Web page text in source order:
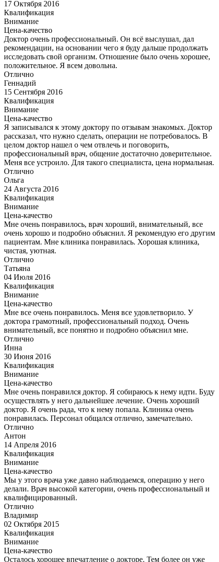
17 Октября 2016
Квалификация
Внимание
Цена-качество
Доктор очень профессиональный. Он всё выслушал, дал
рекомендации, на основании чего я буду дальше продолжать
исследовать свой организм. Отношение было очень хорошее,
положительное. Я всем довольна.
Отлично
Геннадий
15 Сентября 2016
Квалификация
Внимание
Цена-качество
Я записывался к этому доктору по отзывам знакомых. Доктор
рассказал, что нужно сделать, операции не потребовалось. В
целом доктор нашел о чем отвлечь и поговорить,
профессиональный врач, общение достаточно доверительное.
Меня все устроило. Для такого специалиста, цена нормальная.
Отлично
Ольга
24 Августа 2016
Квалификация
Внимание
Цена-качество
Мне очень понравилось, врач хороший, внимательный, все
очень хорошо и подробно объяснил. Я рекомендую его другим
пациентам. Мне клиника понравилась. Хорошая клиника,
чистая, уютная.
Отлично
Татьяна
04 Июля 2016
Квалификация
Внимание
Цена-качество
Мне все очень понравилось. Меня все удовлетворило. У
доктора грамотный, профессиональный подход. Очень
внимательный, все понятно и подробно объяснил мне.
Отлично
Инна
30 Июня 2016
Квалификация
Внимание
Цена-качество
Мне очень понравился доктор. Я собираюсь к нему идти. Буду
осуществлять у него дальнейшее лечение. Очень хороший
доктор. Я очень рада, что к нему попала. Клиника очень
понравилась. Персонал общался отлично, замечательно.
Отлично
Антон
14 Апреля 2016
Квалификация
Внимание
Цена-качество
Мы у этого врача уже давно наблюдаемся, операцию у него
делали. Врач высокой категории, очень профессиональный и
квалифицированный.
Отлично
Владимир
02 Октября 2015
Квалификация
Внимание
Цена-качество
Осталось хорошее впечатление о докторе. Тем более он уже